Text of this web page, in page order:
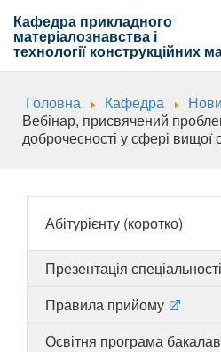
Кафедра прикладного
матеріалознавства і
технології конструкційних
Навчальна
Головна Кафедра
Вебінар, присвячений
доброчесності у сфері вищої
Абітурієнту (коротко)
Презентація спеціальності
Правила прийому
Освітня програма